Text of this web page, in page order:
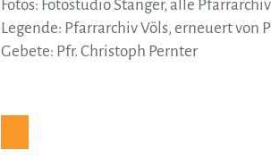
Fotos: Fotostudio Stanger, alle
Legende: Pfarrarchiv Völs, erneuert von
Gebete: Pfr. Christoph Pernter